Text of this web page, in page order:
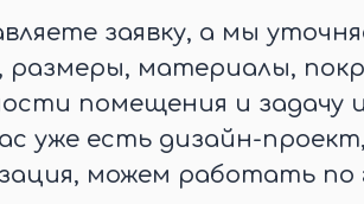
заявку, а мы
размеры, материалы,
помещения и задачу
уже есть дизайн-
можем работать